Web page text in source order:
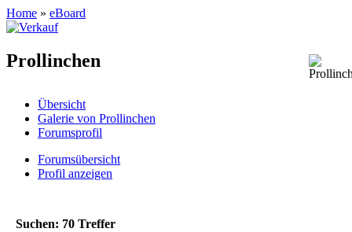
Home » eBoard
Prollinchen
Übersicht
Galerie von Prollinchen
Forumsprofil
Forumsübersicht
Profil anzeigen
Suchen: 70 Treffer